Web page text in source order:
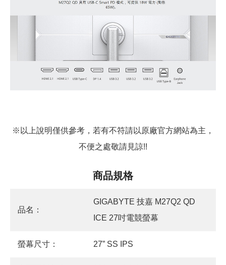
※以上說明僅供參考，若有不符請以原廠官方網站為主，
不便之處敬請見諒!!
商品規格
品名：
GIGABYTE 技嘉 M27Q2 QD
ICE 27吋電競螢幕
螢幕尺寸： 27” SS IPS